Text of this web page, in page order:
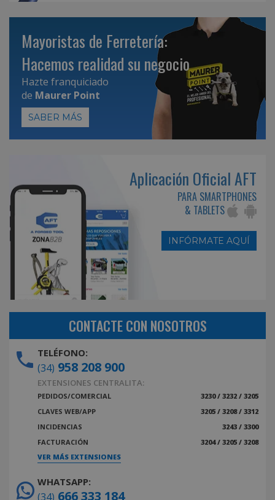
Mayoristas de Ferretería:
Hacemos realidad su negocio
Hazte franquiciado
de Maurer Point
SABER MÁS
Aplicación Oficial AFT
PARA SMARTPHONES
& TABLETS
INFÓRMATE AQUÍ
CONTACTE CON NOSOTROS
TELÉFONO:
(34) 958 208 900
EXTENSIONES CENTRALITA:
PEDIDOS/COMERCIAL
3230 / 3232 / 3205
CLAVES WEB/APP
3205 / 3208 / 3312
INCIDENCIAS
3243 / 3300
FACTURACIÓN
3204 / 3205 / 3208
VER MÁS EXTENSIONES
WHATSAPP:
(34) 666 333 184